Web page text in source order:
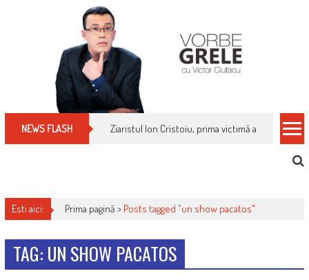
NEWS FLASH Ziaristul Ion Cristoiu, prima victimă a noi
Esti aici: Prima pagină > Posts tagged "un show pacatos"
TAG: UN SHOW PACATOS